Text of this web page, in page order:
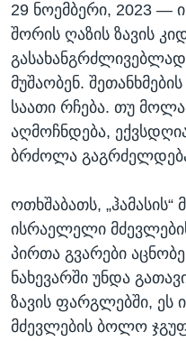
ᲒᲐᲚᲘᲚᲔᲝ
ᲓᲔᲖᲘᲜᲤᲝᲠᲛᲐᲪᲘᲐ
29 ᲜᲝᲔᲛᲑᲔᲠᲘ, 2023 —
შორის ღაზის ზავის
მუშაობენ.
საათი რჩება. თუ
აღმოჩნდება,
ბრძოლა
ოთხშაბათს,
ისრაელელი
პირთა გვარები
ნახევარში უნდა
ზავის ფარგლებში, ეს
მძევლების ბოლო